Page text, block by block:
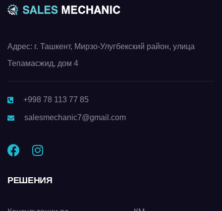
Адрес: г. Ташкент, Мирзо-Улугбекский район, улица
Тепамасжид, дом 4
+998 78 113 77 85
salesmechanic7@gmail.com
РЕШЕНИЯ